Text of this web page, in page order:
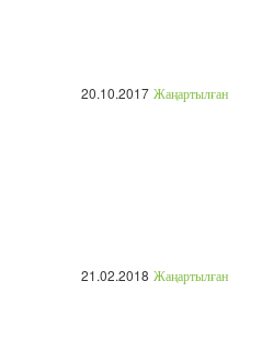
20.10.2017 Жаңартылған
21.02.2018 Жаңартылған